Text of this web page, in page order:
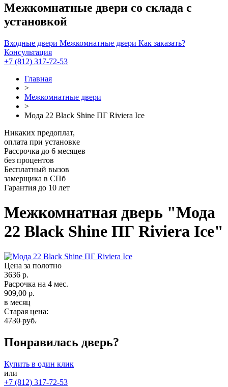
Межкомнатные двери со склада с
установкой
Входные двери Межкомнатные двери Как заказать?
Консультация
+7 (812) 317-72-53
Главная
>
Межкомнатные двери
>
Мода 22 Black Shine ПГ Riviera Ice
Никаких предоплат,
оплата при установке
Рассрочка до 6 месяцев
без процентов
Бесплатный вызов
замерщика в СПб
Гарантия до 10 лет
Межкомнатная дверь "Мода
22 Black Shine ПГ Riviera Ice"
Цена за полотно
3636 р.
Расрочка на 4 мес.
909,00 р.
в месяц
Старая цена:
4730 руб.
Понравилась дверь?
Купить в один клик
или
+7 (812) 317-72-53